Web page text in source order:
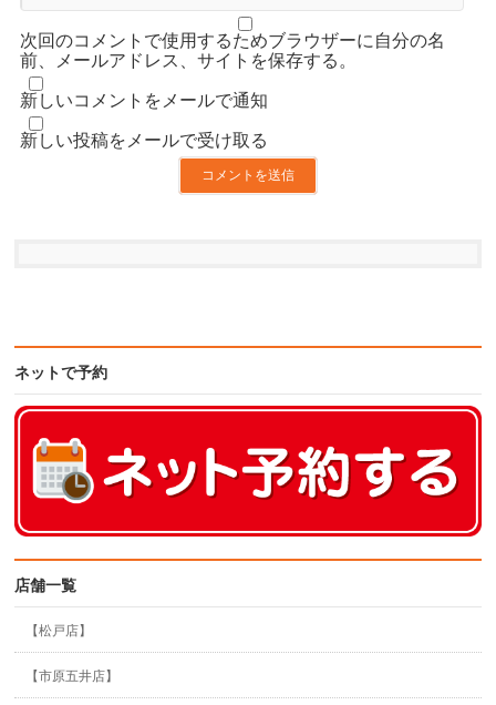
次回のコメントで使用するためブラウザーに自分の名
前、メールアドレス、サイトを保存する。
新しいコメントをメールで通知
新しい投稿をメールで受け取る
ネットで予約
店舗一覧
【松戸店】
【市原五井店】